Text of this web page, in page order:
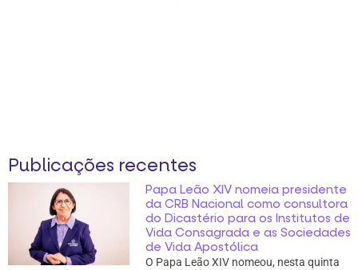
Publicações recentes
Papa Leão XIV nomeia presidente
da CRB Nacional como consultora
do Dicastério para os Institutos de
Vida Consagrada e as Sociedades
de Vida Apostólica
O Papa Leão XIV nomeou, nesta quinta